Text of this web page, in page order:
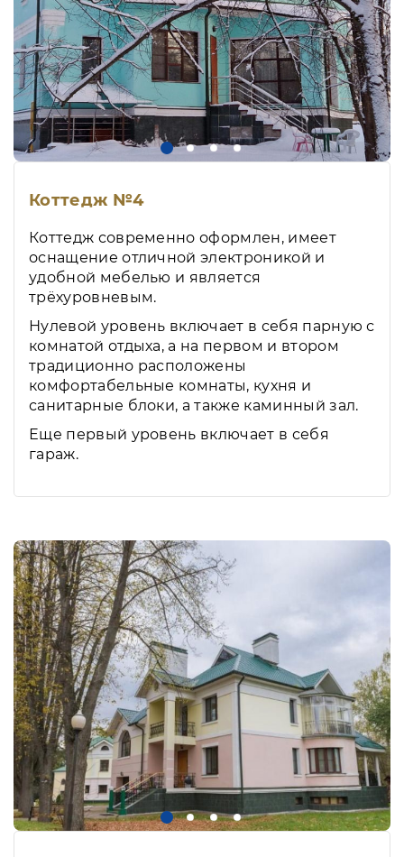
Коттедж №4
Коттедж современно оформлен, имеет
оснащение отличной электроникой и
удобной мебелью и является
трёхуровневым.
Нулевой уровень включает в себя парную с
комнатой отдыха, а на первом и втором
традиционно расположены
комфортабельные комнаты, кухня и
санитарные блоки, а также каминный зал.
Еще первый уровень включает в себя
гараж.